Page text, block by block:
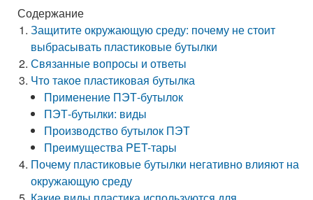
Содержание
Защитите окружающую среду: почему не стоит
выбрасывать пластиковые бутылки
Связанные вопросы и ответы
Что такое пластиковая бутылка
Применение ПЭТ-бутылок
ПЭТ-бутылки: виды
Производство бутылок ПЭТ
Преимущества PET-тары
Почему пластиковые бутылки негативно влияют на
окружающую среду